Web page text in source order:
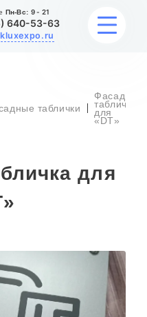
Пн-Вс: 9 - 21
640-53-63
таблички
Фасадная
табличка
для
«DT»
для